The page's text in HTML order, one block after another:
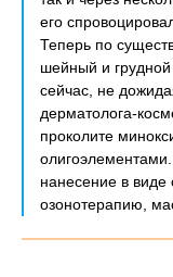
его
Теперь по
шейный и
сейчас, не
дерматолога-
проколите
нанесение в
озонотерапию,